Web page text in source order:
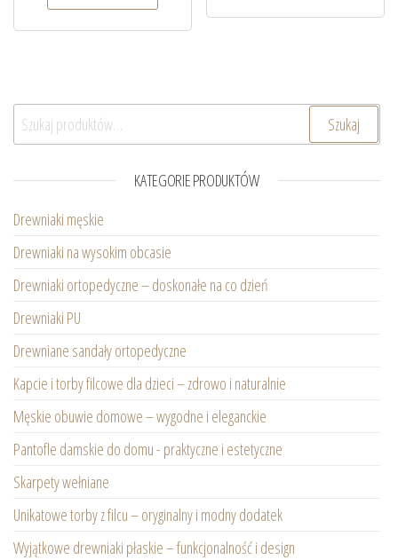
Szukaj: Szukaj
KATEGORIE PRODUKTÓW
Drewniaki męskie
Drewniaki na wysokim obcasie
Drewniaki ortopedyczne – doskonałe na co dzień
Drewniaki PU
Drewniane sandały ortopedyczne
Kapcie i torby filcowe dla dzieci – zdrowo i naturalnie
Męskie obuwie domowe – wygodne i eleganckie
Pantofle damskie do domu - praktyczne i estetyczne
Skarpety wełniane
Unikatowe torby z filcu – oryginalny i modny dodatek
Wyjątkowe drewniaki płaskie – funkcjonalność i design